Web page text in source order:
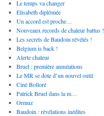
Le temps va changer
Elisabeth diplômée
Un accord est proche…
Nouveaux records de chaleur battus !
Les secrets de Baudoin révélés !
Belgium is back !
Alerte chaleur
Bruel : première annulations
Le MR se dote d’un nouvel outil
Ciné Bolloré
Patrick Bruel dans la m…
Ormuz
Baudoin : révélations inédites